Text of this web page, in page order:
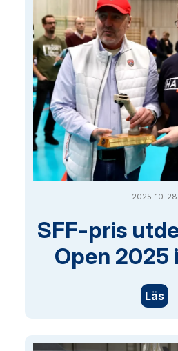
2025-10-28
SFF-pris
Open 2025
Läs